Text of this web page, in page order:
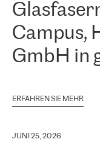
Campus,
GmbH in
ERFAHREN SIE MEHR
JUNI 25, 2026